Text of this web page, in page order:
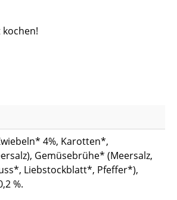
4%, Karotten*,
Gemüsebrühe* (Meersalz,
Liebstockblatt*, Pfeffer*),
%.